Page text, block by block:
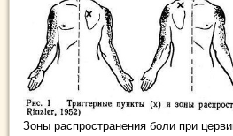
Зоны распространения боли при